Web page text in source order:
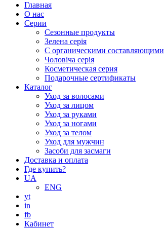
Главная
О нас
Серии
Сезонные продукты
Зелена серія
С органическими составляющими
Чоловіча серія
Косметическая серия
Подарочные сертификаты
Каталог
Уход за волосами
Уход за лицом
Уход за руками
Уход за ногами
Уход за телом
Уход для мужчин
Засоби для засмаги
Доставка и оплата
Где купить?
UA
ENG
yt
in
fb
Кабинет